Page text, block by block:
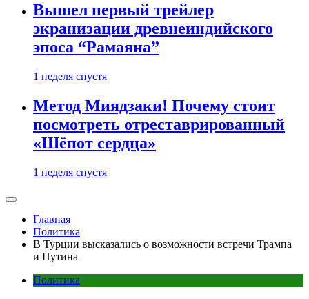
Вышел первый трейлер
экранизации древнеиндийского
эпоса “Рамаяна”
1 неделя спустя
Метод Миядзаки! Почему стоит
посмотреть отреставрированный
«Шёпот сердца»
1 неделя спустя
Главная
Политика
В Турции высказались о возможности встречи Трампа
и Путина
Политика